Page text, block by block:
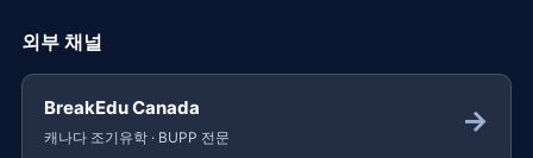
외부 채널
BreakEdu Canada
캐나다 조기유학 · BUPP 전문 →